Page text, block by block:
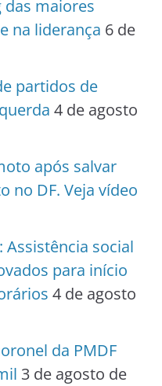
maiores
na liderança 6 de
partidos de
4 de agosto
após salvar
no DF. Veja vídeo
social
para início
4 de agosto
da PMDF
3 de agosto de